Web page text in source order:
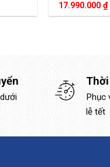
17.990.000₫
Phục
lễ tết